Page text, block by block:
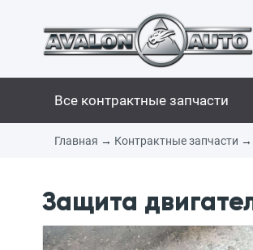
Все контрактные запчасти
Главная → Контрактные запчасти →
Защита